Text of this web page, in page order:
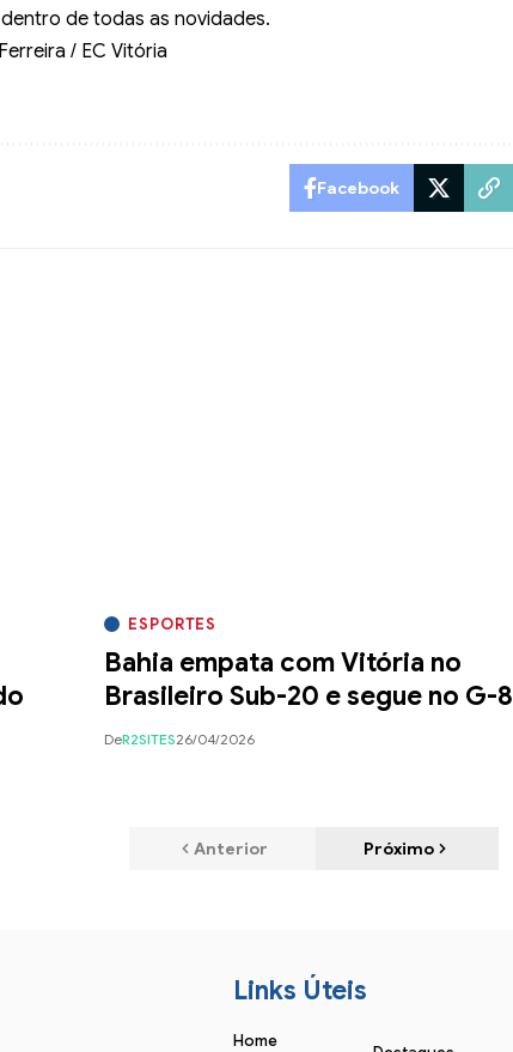
de todas as novidades.
/ EC Vitória
Facebook
ESPORTES
Bahia empata com Vitória no
Brasileiro Sub-20 e segue no G-8
DeR2SITES26/04/2026
Anterior Próximo
Links Úteis
Home